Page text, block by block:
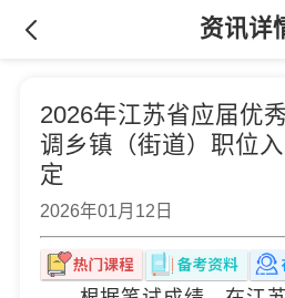
资讯详
2026年江苏省应届优
调乡镇（街道）职位
定
2026年01月12日